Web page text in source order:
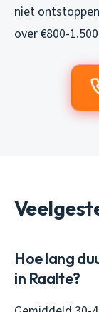
niet
over €800-
Hoe lang
in Raalte?